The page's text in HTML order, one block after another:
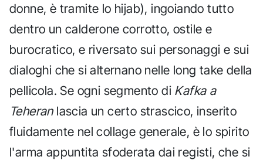
donne, è tramite lo hijab), ingoiando tutto
dentro un calderone corrotto, ostile e
burocratico, e riversato sui personaggi e sui
dialoghi che si alternano nelle long take della
pellicola. Se ogni segmento di Kafka a
Teheranlascia un certo strascico, inserito
fluidamente nel collage generale, è lo spirito
l'arma appuntita sfoderata dai registi, che si